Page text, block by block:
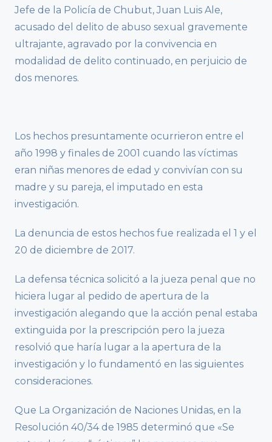
Jefe de la Policía de Chubut, Juan Luis Ale,
acusado del delito de abuso sexual gravemente
ultrajante, agravado por la convivencia en
modalidad de delito continuado, en perjuicio de
dos menores.
Los hechos presuntamente ocurrieron entre el
año 1998 y finales de 2001 cuando las víctimas
eran niñas menores de edad y convivían con su
madre y su pareja, el imputado en esta
investigación.
La denuncia de estos hechos fue realizada el 1 y el
20 de diciembre de 2017.
La defensa técnica solicitó a la jueza penal que no
hiciera lugar al pedido de apertura de la
investigación alegando que la acción penal estaba
extinguida por la prescripción pero la jueza
resolvió que haría lugar a la apertura de la
investigación y lo fundamentó en las siguientes
consideraciones.
Que La Organización de Naciones Unidas, en la
Resolución 40/34 de 1985 determinó que «Se